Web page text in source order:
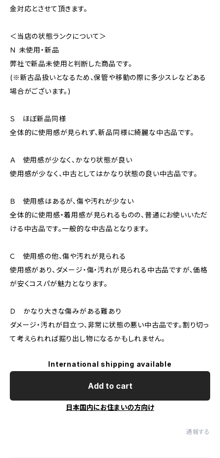
金対応とさせて頂きます。
＜当店の状態ランクについて＞
Ｎ 未使用・新品
弊社で新品未使用と判断した商品です。
(※新古品扱いとなるため、保管や移動の際に多少スレなどある
場合がございます。)
Ｓ ほぼ新品同様
全体的に使用感が見られず、新品同様に綺麗な中古品です。
Ａ 使用感が少なく、かなり状態が良い
使用感が少なく、中古としてはかなり状態の良い中古品です。
Ｂ 使用感はあるが、傷や汚れが少ない
全体的に使用感・着用感が見られるものの、普通にお使いいただ
ける中古品です。一般的な中古品となります。
Ｃ 使用感の他、傷や汚れが見られる
使用感があり、ダメージ・傷・汚れが見られる中古品ですが、価格
が安くコスパが魅力となります。
Ｄ かなり大きな傷みがある難あり
ダメージ・汚れが目立つ、非常に状態の悪い中古品です。割り切っ
て考えられれば掘り出し物になるかもしれません。
International shipping available
Add to cart
日本国内にお住まいの方向け
通報する